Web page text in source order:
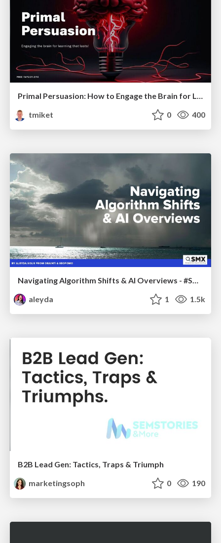
Primal Persuasion: How to Engage the Brain for Learning That Lasts
tmiket
0 400
Navigating Algorithm Shifts & AI Overviews - #SMXNext
aleyda
1 1.5k
B2B Lead Gen: Tactics, Traps & Triumph
marketingsoph
0 190